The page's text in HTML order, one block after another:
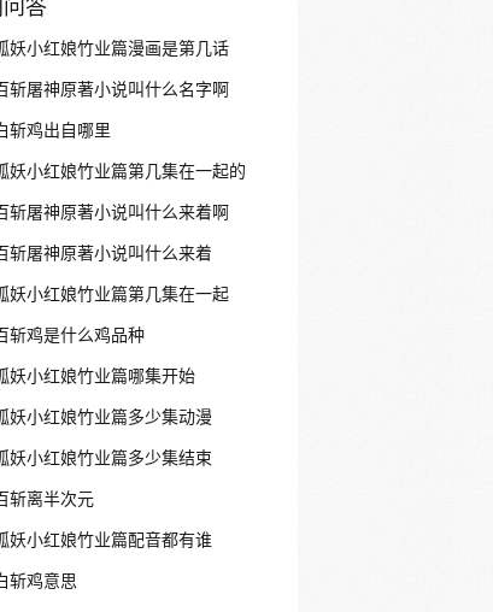
答
妖小红娘竹业篇漫画是第几话
斩屠神原著小说叫什么名字啊
斩鸡出自哪里
妖小红娘竹业篇第几集在一起的
斩屠神原著小说叫什么来着啊
斩屠神原著小说叫什么来着
妖小红娘竹业篇第几集在一起
斩鸡是什么鸡品种
妖小红娘竹业篇哪集开始
妖小红娘竹业篇多少集动漫
妖小红娘竹业篇多少集结束
斩离半次元
妖小红娘竹业篇配音都有谁
斩鸡意思